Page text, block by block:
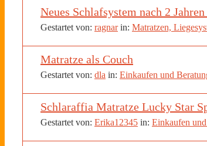
Neues Schlafsystem nach 2
Gestartet von: ragnar in: Matratzen,
Matratze als Couch
Gestartet von: dla in: Einkaufen und
Schlaraffia Matratze Lucky Star
Gestartet von: Erika12345 in: Einkaufen